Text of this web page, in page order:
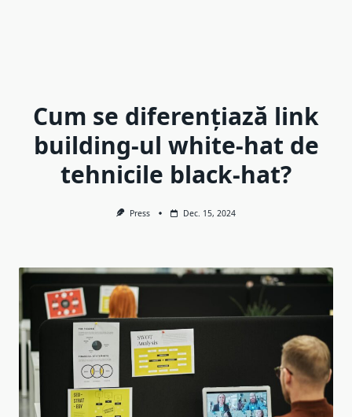
Cum se diferențiază link
building-ul white-hat de
tehnicile black-hat?
Press Dec. 15, 2024